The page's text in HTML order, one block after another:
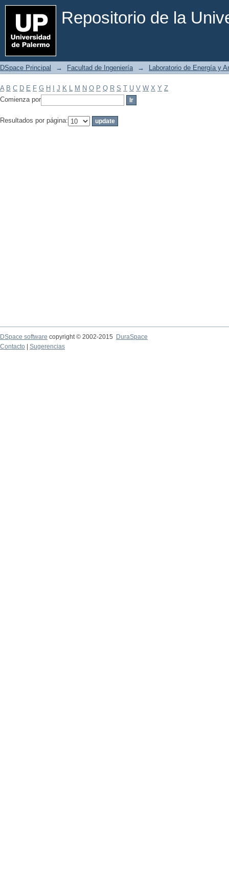
Repositorio de la
Filtrar por: Materia
DSpace Principal → Facultad de Ingeniería → Laboratorio de Energía y
A B C D E F G H J K L M N O P Q R S T U V W X Y Z
Comienza por
Resultados por página:
DSpace software copyright © 2002-2015
DuraSpace
Contacto
Sugerencias